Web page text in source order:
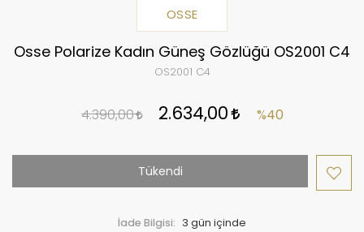
OSSE
Osse Polarize Kadın Güneş Gözlüğü OS2001 C4
OS2001 C4
4.390,00 2.634,00 %40
Tükendi
İade Bilgisi: